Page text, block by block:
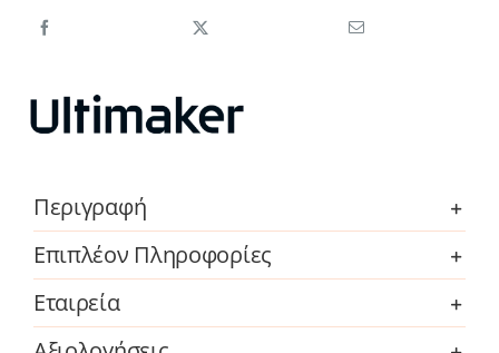
Περιγραφή
Επιπλέον Πληροφορίες
Εταιρεία